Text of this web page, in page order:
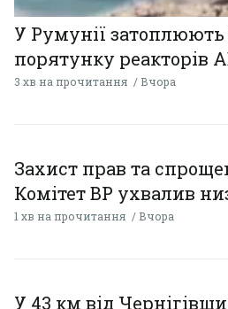
У Румунії
порятунку реакторів
3 хв на прочитання Вчора
Захист прав та
Комітет ВР ухвалив
1 хв на прочитання Вчора
У 43 км від